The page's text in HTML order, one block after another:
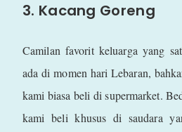
3. Kacang Goreng
Camilan favorit keluarga yang
ada di momen hari Lebaran,
kami biasa beli di supermarket.
kami beli khusus di saudara